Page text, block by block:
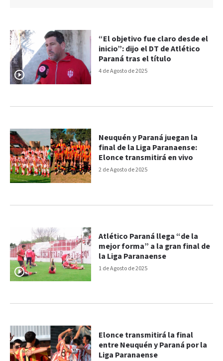
4 de Agosto de 2025
“El objetivo fue claro desde el
inicio”: dijo el DT de Atlético
Paraná tras el título
2 de Agosto de 2025
Neuquén y Paraná juegan la
final de la Liga Paranaense:
Elonce transmitirá en vivo
1 de Agosto de 2025
Atlético Paraná llega “de la
mejor forma” a la gran final de
la Liga Paranaense
Elonce transmitirá la final
entre Neuquén y Paraná por la
Liga Paranaense